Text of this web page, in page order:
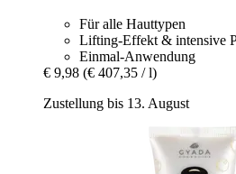
Für alle Hauttypen
Lifting-Effekt & intensive
Einmal-Anwendung
€ 9,98 (€ 407,35 / l)
Zustellung bis 13. August